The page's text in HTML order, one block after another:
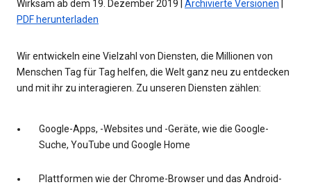
Wirksam ab dem 19. Dezember 2019 | Archivierte Versionen
PDF herunterladen
Wir entwickeln eine Vielzahl von Diensten, die Millionen von
Menschen Tag für Tag helfen, die Welt ganz neu zu entdecken
und mit ihr zu interagieren. Zu unseren Diensten zählen:
Google-Apps, -Websites und -Geräte, wie die Google-
Suche, YouTube und Google Home
Plattformen wie der Chrome-Browser und das Android-